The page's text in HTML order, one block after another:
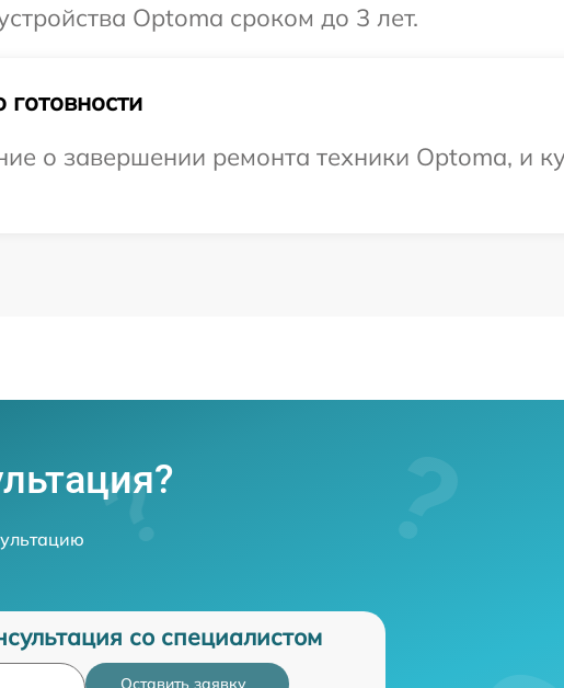
Optoma сроком до 3 лет.
о завершении ремонта техники Optoma, и
со специалистом
Оставить заявку